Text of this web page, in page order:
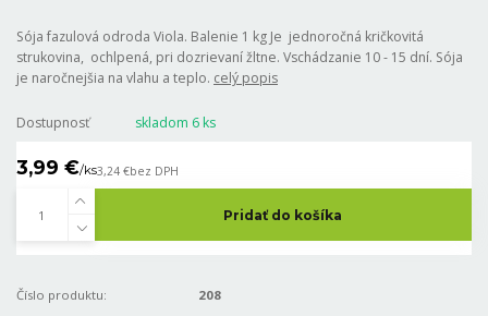
Sója fazulová odroda Viola. Balenie 1 kg Je jednoročná kričkovitá
strukovina, ochlpená, pri dozrievaní žltne. Vschádzanie 10 - 15 dní. Sója
je naročnejšia na vlahu a teplo. celý popis
Dostupnosť skladom 6 ks
3,99 €/ks3,24 €bez DPH
Pridať do košíka
Číslo produktu: 208